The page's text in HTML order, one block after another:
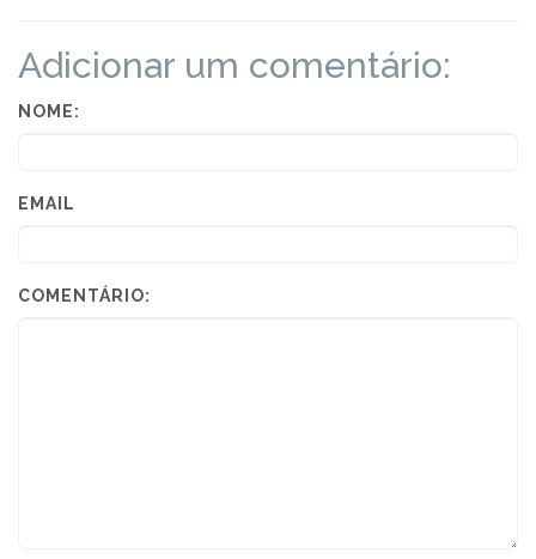
Adicionar um comentário:
NOME:
EMAIL
COMENTÁRIO: